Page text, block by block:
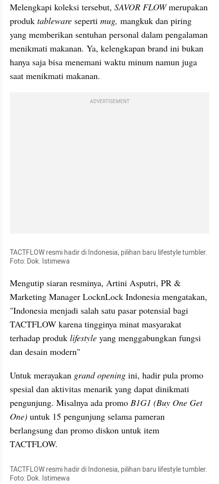
Melengkapi koleksi tersebut, SAVOR FLOW merupakan
produk tableware seperti mug, mangkuk dan piring
yang memberikan sentuhan personal dalam pengalaman
menikmati makanan. Ya, kelengkapan brand ini bukan
hanya saja bisa menemani waktu minum namun juga
saat menikmati makanan.
ADVERTISEMENT
TACTFLOW resmi hadir di Indonesia, pilihan baru lifestyle tumbler.
Foto: Dok. Istimewa
Mengutip siaran resminya, Artini Asputri, PR &
Marketing Manager LocknLock Indonesia mengatakan,
"Indonesia menjadi salah satu pasar potensial bagi
TACTFLOW karena tingginya minat masyarakat
terhadap produk lifestyle yang menggabungkan fungsi
dan desain modern"
Untuk merayakan grand opening ini, hadir pula promo
spesial dan aktivitas menarik yang dapat dinikmati
pengunjung. Misalnya ada promo B1G1 (Buy One Get
One) untuk 15 pengunjung selama pameran
berlangsung dan promo diskon untuk item
TACTFLOW.
TACTFLOW resmi hadir di Indonesia, pilihan baru lifestyle tumbler.
Foto: Dok. Istimewa